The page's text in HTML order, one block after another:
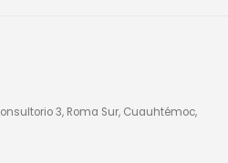
3, Roma Sur, Cuauhtémoc,